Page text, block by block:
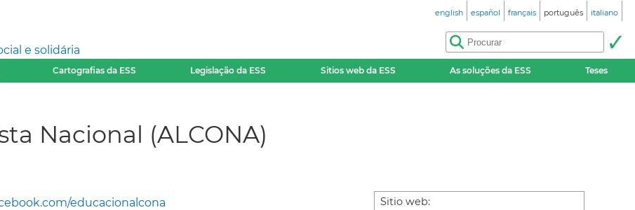
e solidária
english español français português italiano
Cartografias da ESS Legislação da ESS Sitios web da ESS As soluções da ESS Teses
Nacional (ALCONA)
educacionalcona
Sitio web: